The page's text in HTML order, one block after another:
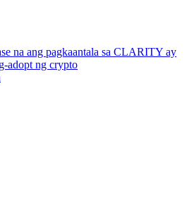
na ang pagkaantala sa CLARITY ay
adopt ng crypto